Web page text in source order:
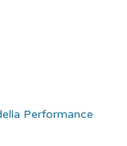
Performance